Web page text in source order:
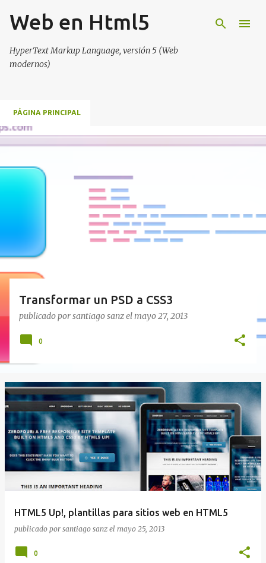
Ir al contenido principal
Web en Html5
HyperText Markup Language, versión 5 (Web
modernos)
PÁGINA PRINCIPAL
E
n
t
a
s
Transformar un PSD a CSS3
publicado porsantiago sanzelmayo 27, 2013
0
HTML5 Up!, plantillas para sitios web en HTML5
publicado por santiago sanz el mayo 25, 2013
0